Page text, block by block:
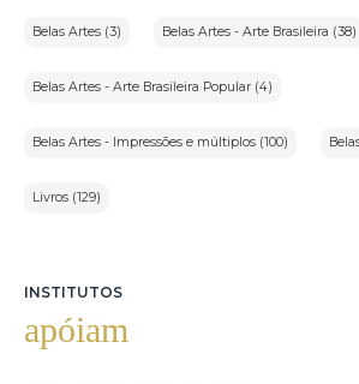
Belas Artes (3) Belas Artes - Arte Brasileira (38)
Belas Artes - Arte Brasileira Popular (4)
Belas Artes - Impressões e múltiplos (100)
Livros (129)
INSTITUTOS
apóiam